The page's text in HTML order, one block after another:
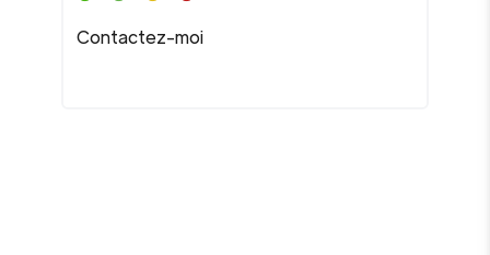
Contactez-moi